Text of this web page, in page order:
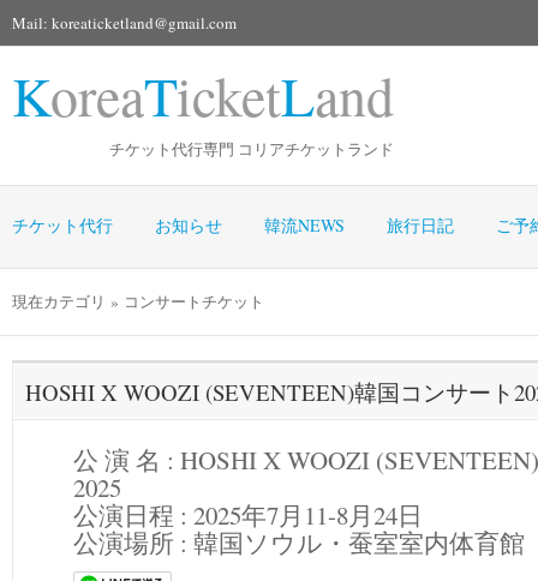
Mail: koreaticketland@gmail.com
KoreaTicketLand
チケット代行専門 コリアチケットランド
チケット代行 お知らせ 韓流NEWS 旅行日記 ご予
現在カテゴリ » コンサートチケット
HOSHI X WOOZI (SEVENTEEN)韓国コンサート
公 演 名 : HOSHI X WOOZI
2025
公演日程 : 2025年7月11-8月24日
公演場所 : 韓国ソウル・蚕室室内体育館